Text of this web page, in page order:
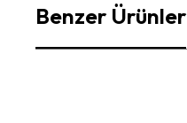
Benzer Ürünler